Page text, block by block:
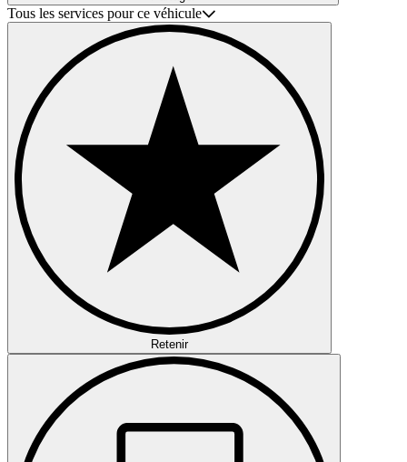
Tous les services pour ce véhicule
Retenir